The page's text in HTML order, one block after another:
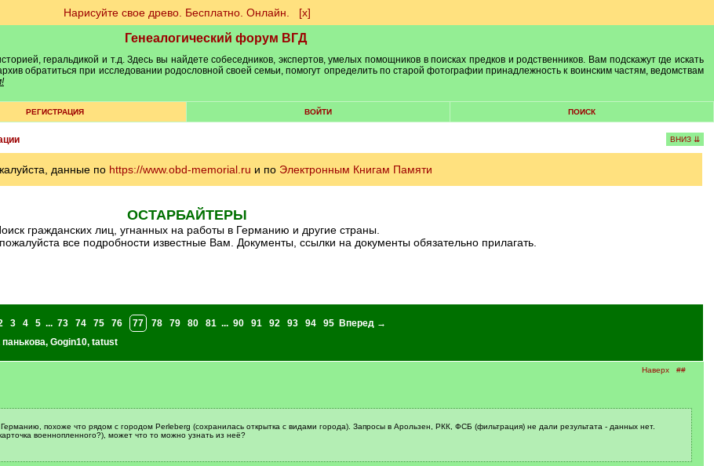
Нарисуйте свое древо. Бесплатно. Онлайн. [х]
Генеалогический форум ВГД
геральдикой и т.д. Здесь вы найдете собеседников, экспертов, умелых помощников в поисках предков и родственников. Вам подскажут где искать
обратиться при исследовании родословной своей семьи, помогут определить по старой фотографии принадлежность к воинским частям, ведомствам
РЕГИСТРАЦИЯ ВОЙТИ ПОИСК
ВНИЗ ⇊
данные по https://www.obd-memorial.ru и по Электронным Книгам Памяти
ОСТАРБАЙТЕРЫ
Поиск гражданских лиц, угнанных на работы в Германию и другие страны.
все подробности известные Вам. Документы, ссылки на документы обязательно прилагать.
3 4 5 ... 73 74 75 76 77 78 79 80 81 ... 90 91 92 93 94 95
Вперед →
панькова, Gogin10, tatust
Наверх ##
похоже что рядом с городом Perleberg (сохранилась открытка с видами города). Запросы в Арользен, РКК, ФСБ (фильтрация) не дали результата - данных нет.
военнопленного?), может что то можно узнать из неё?